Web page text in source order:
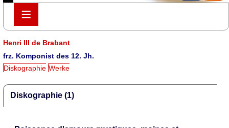
≡
≡
Henri III de Brabant
frz. Komponist des 12. Jh.
Diskographie Werke
Diskographie (1)